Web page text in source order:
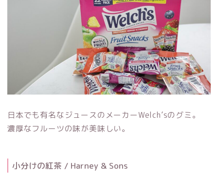
日本でも有名なジュースのメーカーWelch’sのグミ。
濃厚なフルーツの味が美味しい。
小分けの紅茶 / Harney & Sons